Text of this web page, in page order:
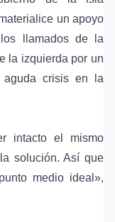
un apoyo
llamados de la
la izquierda por un
aguda crisis en la
intacto el mismo
solución. Así que
medio ideal»,